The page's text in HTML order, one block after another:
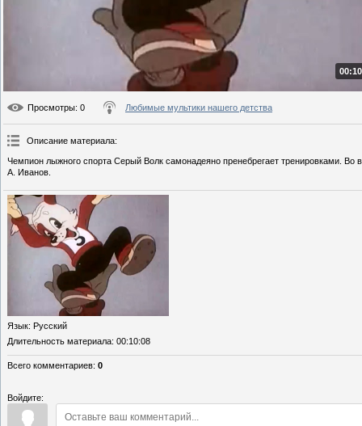
Просмотры: 0 Любимые мультики нашего детства
Описание материала:
Чемпион лыжного спорта Серый Волк самонадеяно пренебрегает тренировками.
А. Иванов.
Язык: Русский
Длительность материала: 00:10:08
Всего комментариев: 0
Войдите: